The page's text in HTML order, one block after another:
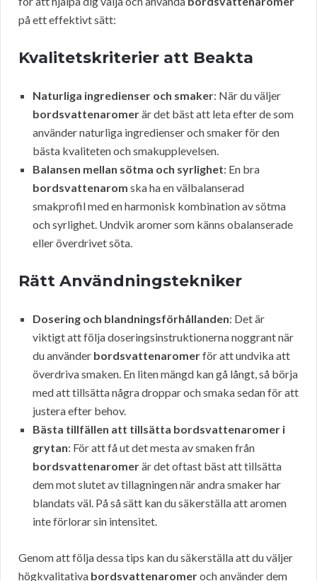
på ett effektivt sätt:
Kvalitetskriterier att Beakta
Naturliga ingredienser och smaker: När du väljer
bordsvattenaromerär det bäst att leta efter de som
använder naturliga ingredienser och smaker för den
bästa kvaliteten och smakupplevelsen.
Balansen mellan sötma och syrlighet: En bra
bordsvattenarom ska ha en välbalanserad
smakprofil med en harmonisk kombination av sötma
och syrlighet. Undvik aromer som känns obalanserade
eller överdrivet söta.
Rätt Användningstekniker
Dosering och blandningsförhållanden: Det är
viktigt att följa doseringsinstruktionerna noggrant när
du använder bordsvattenaromerför att undvika att
överdriva smaken. En liten mängd kan gå långt, så börja
med att tillsätta några droppar och smaka sedan för att
justera efter behov.
Bästa tillfällen att tillsätta bordsvattenaromer i
grytan: För att få ut det mesta av smaken från
bordsvattenaromerär det oftast bäst att tillsätta
dem mot slutet av tillagningen när andra smaker har
blandats väl. På så sätt kan du säkerställa att aromen
inte förlorar sin intensitet.
Genom att följa dessa tips kan du säkerställa att du väljer
högkvalitativa bordsvattenaromeroch använder dem